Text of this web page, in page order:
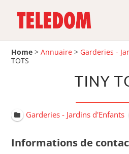
Home >Annuaire > Garderies -
TOTS
TINY
Garderies - Jardins d'Enfants
Informations de